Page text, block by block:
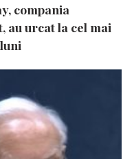
compania
urcat la cel mai